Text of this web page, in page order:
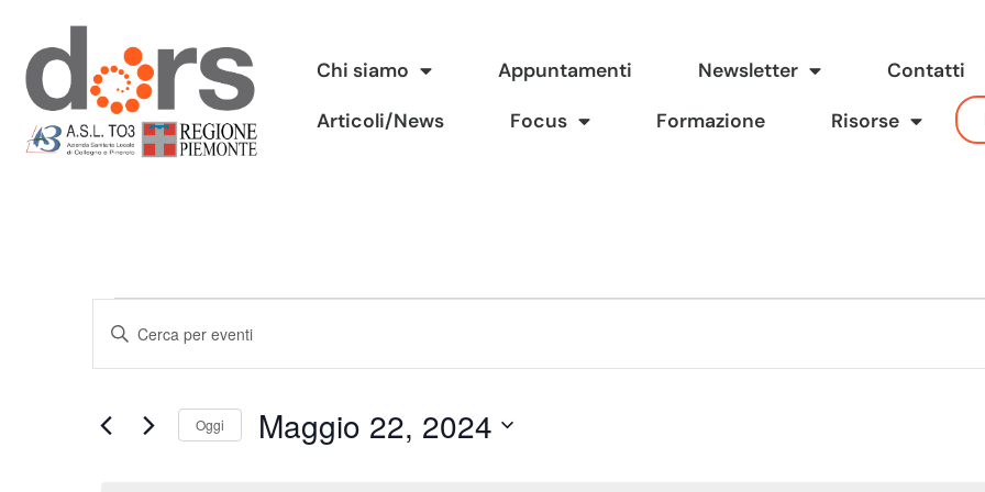
Vai
al
contenuto
Chi siamo Appuntamenti Newsletter Contatti
Articoli/News Focus Formazione Risorse
Eventi
Ricerca
viste
Inserisci
Cerca
Oggi Maggio 22, 2024